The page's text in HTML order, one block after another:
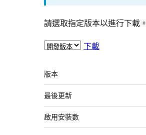
請選取指定版本以進行下載。
下載
中
繼
資
料
版本
最後更新
啟用安裝數